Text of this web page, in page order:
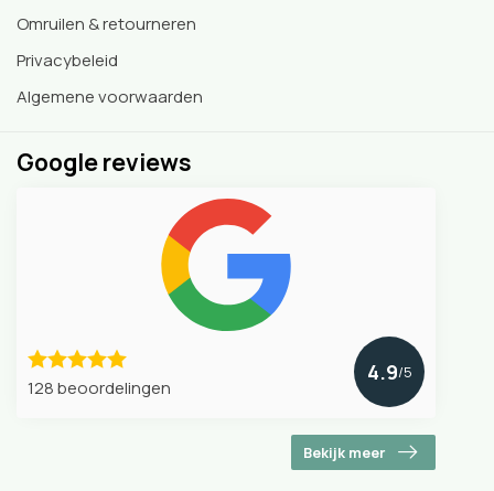
Omruilen & retourneren
Privacybeleid
Algemene voorwaarden
Google reviews
128 beoordelingen
4.9/5
Bekijk meer